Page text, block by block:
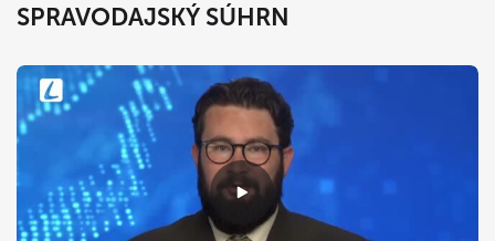
SPRAVODAJSKÝ SÚHRN